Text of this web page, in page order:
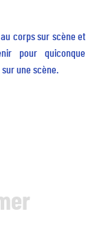
corps sur scène et
pour quiconque
une scène.